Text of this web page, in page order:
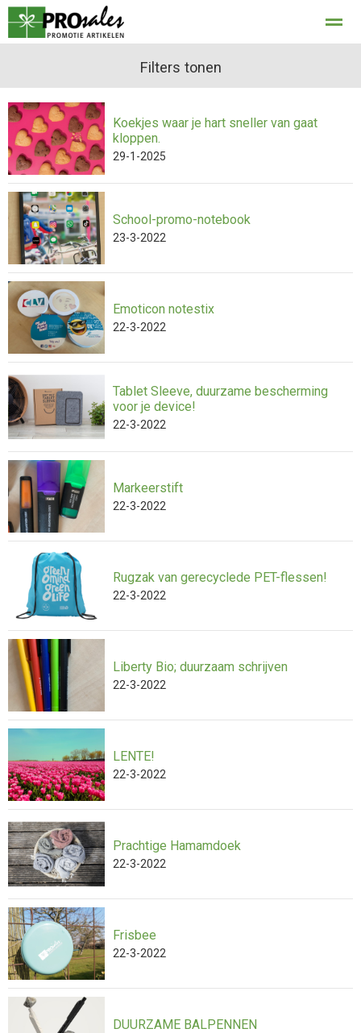
Home Bellen E-mail Locatie
Filters tonen
Koekjes waar je hart sneller van gaat
kloppen.
29-1-2025
School-promo-notebook
23-3-2022
Emoticon notestix
22-3-2022
Tablet Sleeve, duurzame bescherming
voor je device!
22-3-2022
Markeerstift
22-3-2022
Rugzak van gerecyclede PET-flessen!
22-3-2022
Liberty Bio; duurzaam schrijven
22-3-2022
LENTE!
22-3-2022
Prachtige Hamamdoek
22-3-2022
Frisbee
22-3-2022
DUURZAME BALPENNEN